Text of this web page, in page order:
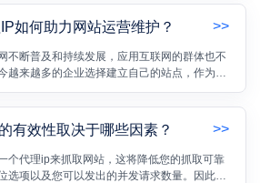
代理IP对于互联网工作者已经不是一个陌生的
是又很多人处于知道有这么个东西，且不清楚
代理IP，也不知道要怎么更换IP。
如何助力网站运营维护？ >>
不断普及和持续发展，应用互联网的群体也不
越来越多的企业选择建立自己的站点，作为门
流平台来使用，以满足线上业务开展与推广的
有效性取决于哪些因素？ >>
个代理ip来抓取网站，这将降低您的抓取可靠
选项以及您可以发出的并发请求数量。因此，